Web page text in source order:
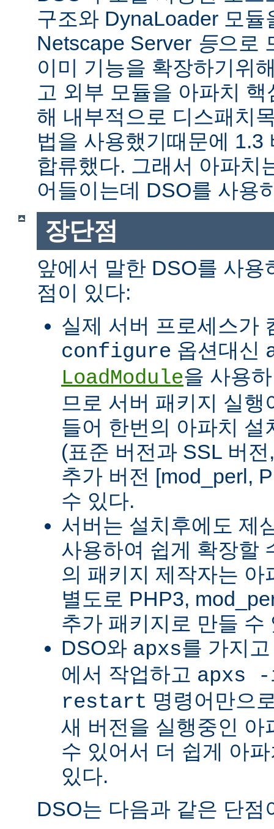
구조와 DynaLoader 모듈
Netscape Server 등으로
이미 기능을 확장하기위
고 외부 모듈을 아파치
해 내부적으로 디스패치
법을 사용했기때문에 1.3
합류했다. 그래서 아파치
어들이는데 DSO를 사용
장단점
앞에서 말한 DSO를 사
점이 있다:
실제 서버 프로세스가
configure 옵션대신
LoadModule을 사용
므로 서버 패키지 실행
들어 한번의 아파치 설
(표준 버전과 SSL 버
추가 버전 [mod_perl,
수 있다.
서버는 설치후에도 제
사용하여 쉽게 확장할
의 패키지 제작자는 아
별도로 PHP3,
추가 패키지로 만들 수
DSO와 apxs를 가지
에서 작업하고 apxs
restart 명령어만으
새 버전을 실행중인 아
수 있어서 더 쉽게 아
있다.
DSO는 다음과 같은 단점